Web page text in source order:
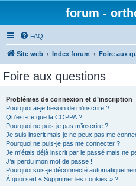
forum -
FAQ
Site web Index forum Foire aux
Foire aux questions
Problèmes de connexion et d’inscription
Pourquoi ai-je besoin de m’inscrire ?
Qu’est-ce que la COPPA ?
Pourquoi ne puis-je pas m’inscrire ?
Je suis inscrit mais je ne peux pas me
Pourquoi ne puis-je pas me connecter ?
Je m’étais déjà inscrit par le passé mais ne
J’ai perdu mon mot de passe !
Pourquoi suis-je déconnecté
À quoi sert « Supprimer les cookies » ?